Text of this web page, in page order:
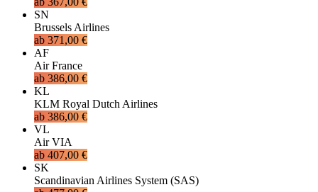
SN
Brussels Airlines
ab 371,00 €
AF
Air France
ab 386,00 €
KL
KLM Royal Dutch Airlines
ab 386,00 €
VL
Air VIA
ab 407,00 €
SK
Scandinavian Airlines System (SAS)